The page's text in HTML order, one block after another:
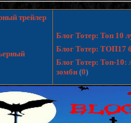
трейлер
Блог Тотер: Топ 10
Блог Тотер: ТОП17
Блог Тотер: Топ-
зомби (0)